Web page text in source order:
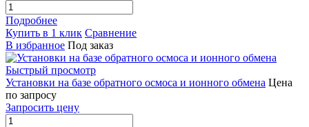
Подробнее
Купить в 1 клик Сравнение
В избранное Под заказ
Быстрый просмотр
Установки на базе обратного осмоса и ионного обмена Цена
по запросу
Запросить цену